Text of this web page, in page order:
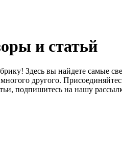
и статьй
Здесь вы найдете самые
другого.
подпишитесь на нашу